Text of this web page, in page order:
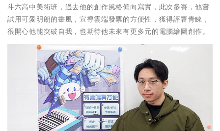
斗六高中美術班，過去他的創作風格偏向寫實，此次參賽，他嘗
試用可愛明朗的畫風，宣導雲端發票的方便性，獲得評審青睞，
很開心他能突破自我，也期待他未來有更多元的電腦繪圖創作。